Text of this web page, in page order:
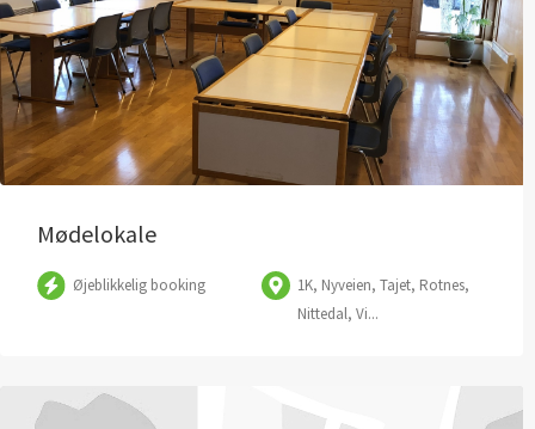
Mødelokale
Øjeblikkelig booking
1K, Nyveien, Tajet, Rotnes,
Nittedal, Vi...